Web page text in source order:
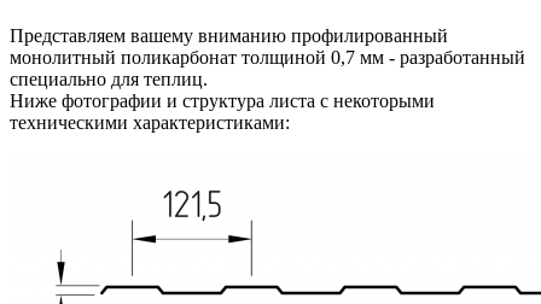
Представляем вашему вниманию профилированный
монолитный поликарбонат толщиной 0,7 мм - разработанный
специально для теплиц.
Ниже фотографии и структура листа с некоторыми
техническими характеристиками: